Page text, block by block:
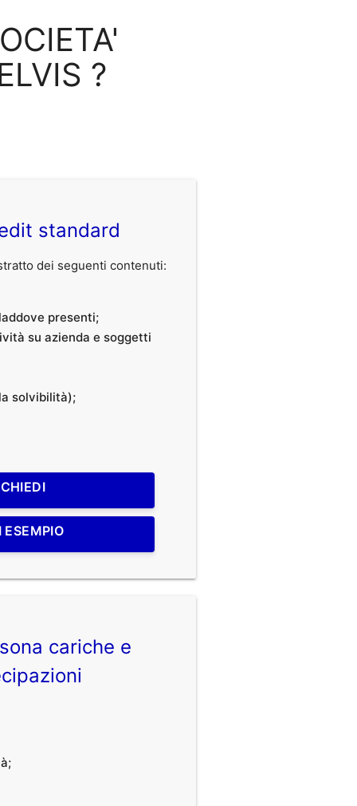
?
standard
dei seguenti contenuti:
presenti;
su azienda e soggetti
solvibilità);
ESEMPIO
cariche e